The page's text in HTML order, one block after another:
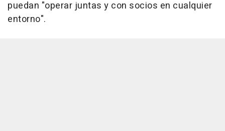
puedan "operar juntas y con socios en cualquier
entorno".